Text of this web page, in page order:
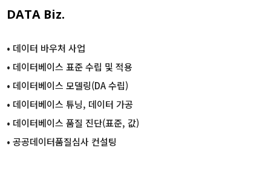
DATA Biz.
• 데이터 바우처 사업
• 데이터베이스 표준 수립 및 적용
• 데이터베이스 모델링(DA 수립)
• 데이터베이스 튜닝, 데이터 가공
• 데이터베이스 품질 진단(표준, 값)
• 공공데이터품질심사 컨설팅